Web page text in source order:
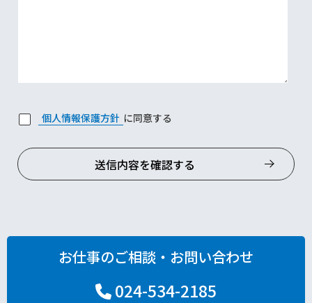
個人情報保護方針 に同意する
お仕事のご相談・お問い合わせ
024-534-2185